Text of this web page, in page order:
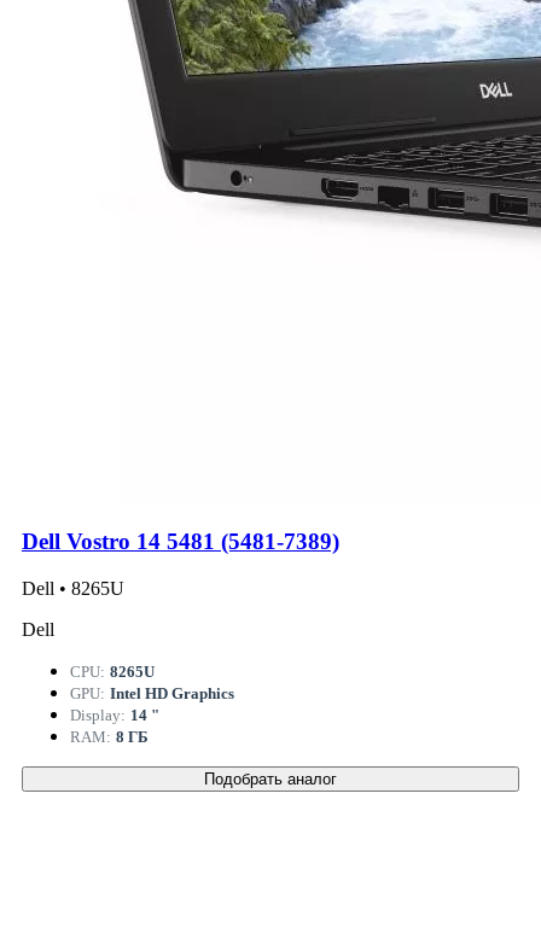
Dell Vostro 14 5481 (5481-7389)
Dell • 8265U
Dell
CPU: 8265U
GPU: Intel HD Graphics
Display: 14 "
RAM: 8 ГБ
Подобрать аналог